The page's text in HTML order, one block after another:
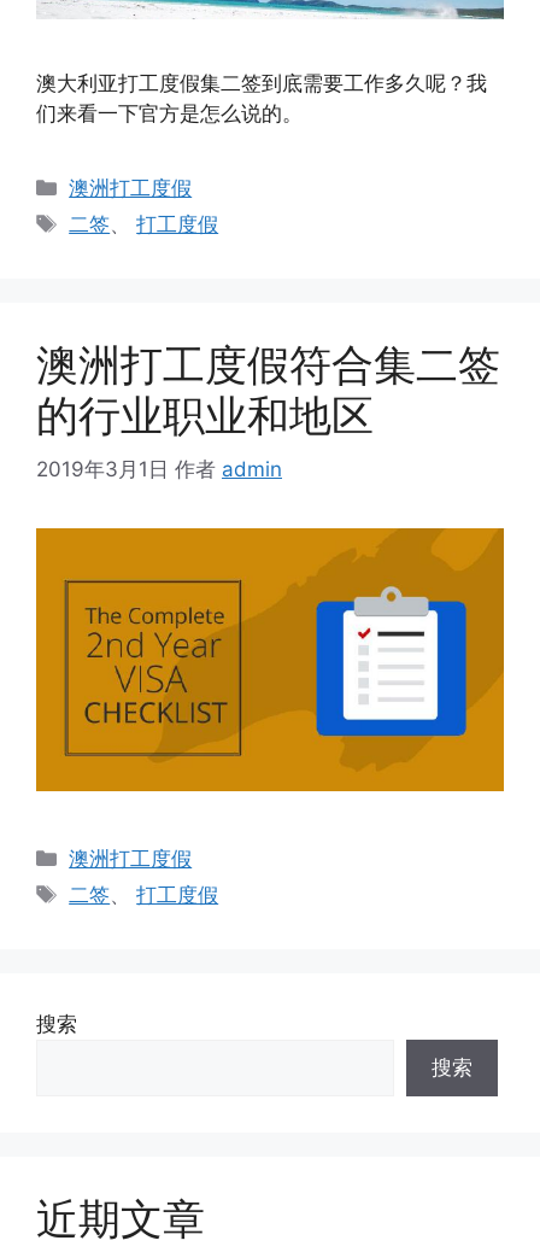
澳大利亚打工度假集二签到底需要工作多久呢？我
们来看一下官方是怎么说的。
分
类
澳洲打工度假
标
二签、打工度假
澳洲打工度假符合集二签
的行业职业和地区
2019年3月1日 作者 admin
分
类
澳洲打工度假
标
二签、打工度假
搜索
搜索
近期文章